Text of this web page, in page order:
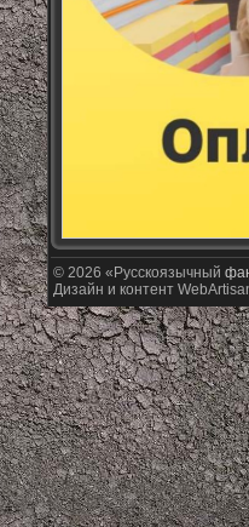
© 2026 «Русскоязычный
Дизайн и контент